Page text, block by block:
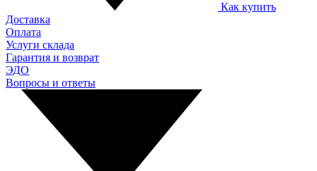
Как купить
Доставка
Оплата
Услуги склада
Гарантия и возврат
ЭДО
Вопросы и ответы